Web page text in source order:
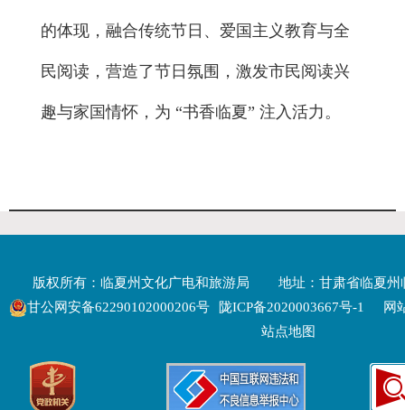
的体现，融合传统节日、爱国主义教育与全
民阅读，营造了节日氛围，激发市民阅读兴
趣与家国情怀，为 “书香临夏” 注入活力。
版权所有：临夏州文化广电和旅游局
地址：甘肃省临夏州
甘公网安备62290102000206号
陇ICP备2020003667号-1
网
站点地图